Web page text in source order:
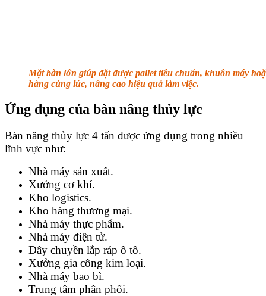
Mặt bàn lớn giúp đặt được pallet tiêu chuẩn, khuôn máy
hàng cùng lúc, nâng cao hiệu quả làm việc.
Ứng dụng của bàn nâng thủy lực
Bàn nâng thủy lực 4 tấn được ứng dụng trong nhiều
lĩnh vực như:
Nhà máy sản xuất.
Xưởng cơ khí.
Kho logistics.
Kho hàng thương mại.
Nhà máy thực phẩm.
Nhà máy điện tử.
Dây chuyền lắp ráp ô tô.
Xưởng gia công kim loại.
Nhà máy bao bì.
Trung tâm phân phối.